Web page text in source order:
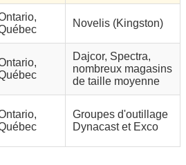
Novelis (Kingston)
Dajcor, Spectra,
nombreux magasins
de taille moyenne
Groupes d'outillage
Dynacast et Exco